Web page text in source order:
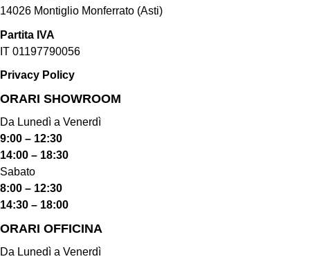
14026 Montiglio Monferrato (Asti)
Partita IVA
IT 01197790056
Privacy Policy
ORARI SHOWROOM​
Da Lunedì a Venerdì
9:00 – 12:30
14:00 – 18:30
Sabato
8:00 – 12:30
14:30 – 18:00
ORARI OFFICINA
Da Lunedì a Venerdì